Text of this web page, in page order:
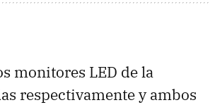
monitores LED de la
respectivamente y ambos